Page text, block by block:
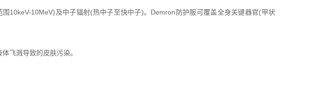
10keV-10MeV)及中子辐射(热中子至快中子)。Demron防护服可覆盖全身关键器官(甲状
飞溅导致的皮肤污染。